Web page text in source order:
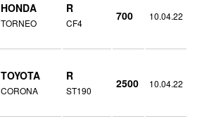
HONDA
TORNEO
R
CF4
700 10.04.22
TOYOTA
CORONA
R
ST190
2500 10.04.22